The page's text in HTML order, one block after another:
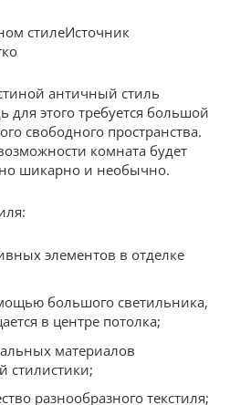
стилеИсточник
античный стиль
для этого требуется большой
свободного пространства.
комната будет
шикарно и необычно.
элементов в отделке
большого светильника,
в центре потолка;
материалов
стилистики;
разнообразного текстиля;